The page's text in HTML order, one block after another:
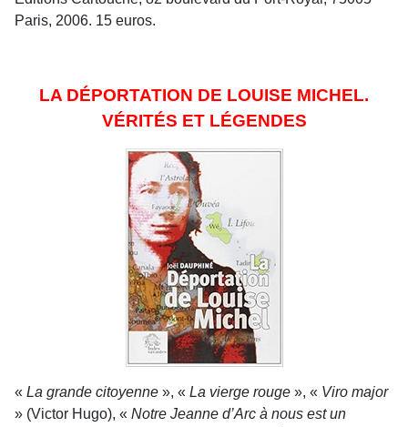
Paris, 2006. 15 euros.
LA DÉPORTATION DE LOUISE MICHEL.
VÉRITÉS ET LÉGENDES
« La grande citoyenne », « La vierge rouge », « Viro major
» (Victor Hugo), « Notre Jeanne d’Arc à nous est un